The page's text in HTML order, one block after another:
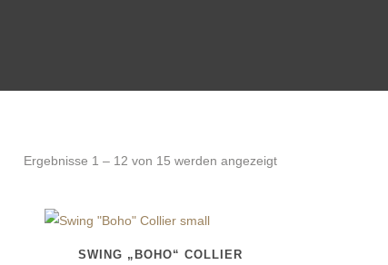
Ergebnisse 1 – 12 von 15 werden angezeigt
SWING „BOHO“ COLLIER